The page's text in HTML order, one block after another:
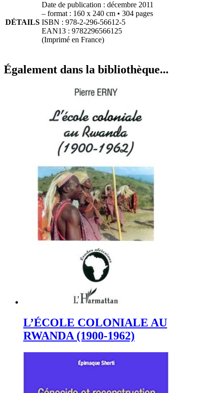
DÉTAILS
Date de publication : décembre 2011
– format : 160 x 240 cm • 304 pages
ISBN : 978-2-296-56612-5
EAN13 : 9782296566125
(Imprimé en France)
Également dans la bibliothèque...
L’ÉCOLE COLONIALE AU
RWANDA (1900-1962)